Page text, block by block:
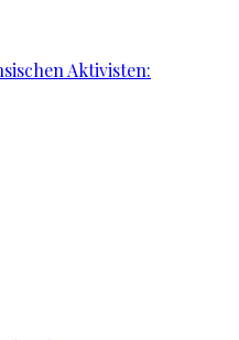
Aktivisten: